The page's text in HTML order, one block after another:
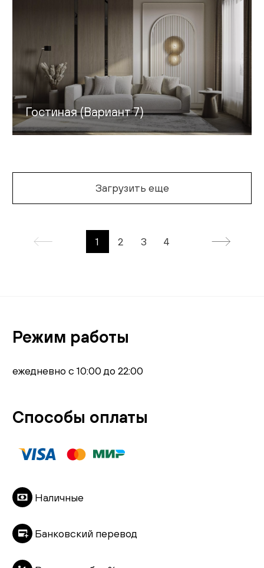
Гостиная (Вариант 7)
Загрузить еще
1 2 3 4
Режим работы
ежедневно с 10:00 до 22:00
Способы оплаты
Наличные
Банковский перевод